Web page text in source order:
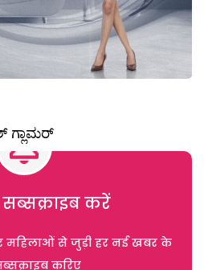
ಗ್ಲಾಮರ್‌
करें
महिलाओं से जुड़ी हर नई खबर के
करिए